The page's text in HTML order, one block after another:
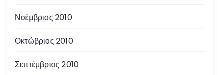
Νοέμβριος 2010
Οκτώβριος 2010
Σεπτέμβριος 2010